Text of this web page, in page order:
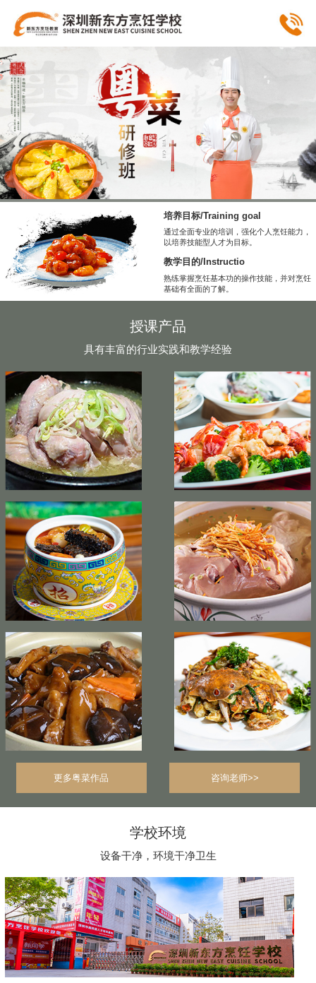
培养目标/Training goal
通过全面专业的培训，强化个人烹饪能力，
以培养技能型人才为目标。
教学目的/Instructio
熟练掌握烹饪基本功的操作技能，并对烹饪
基础有全面的了解。
授课产品
具有丰富的行业实践和教学经验
更多粤菜作品 咨询老师>>
学校环境
设备干净，环境干净卫生